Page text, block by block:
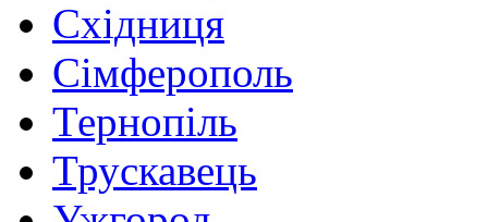
Східниця
Сімферополь
Тернопіль
Трускавець